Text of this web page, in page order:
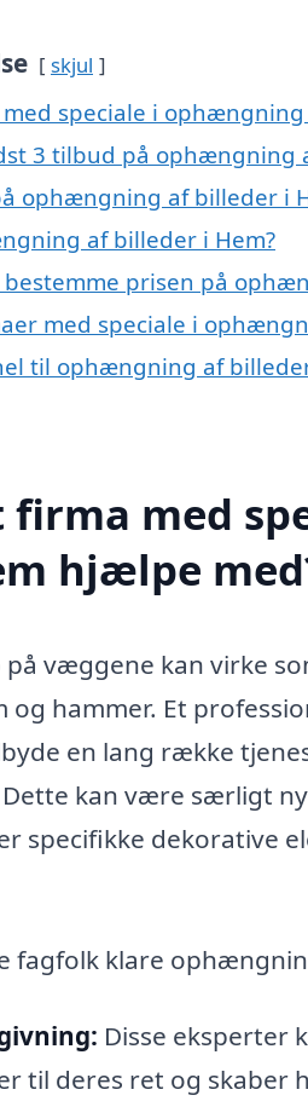
skjul
speciale i
3 tilbud på ophængning
ophængning af billeder i
af billeder i Hem?
prisen på
med speciale i
til ophængning af
firma med
hjælpe
væggene kan virke
og hammer. Et
en lang række
kan være særligt
specifikke dekorative
fagfolk klare
Disse eksperter
til deres ret og skaber